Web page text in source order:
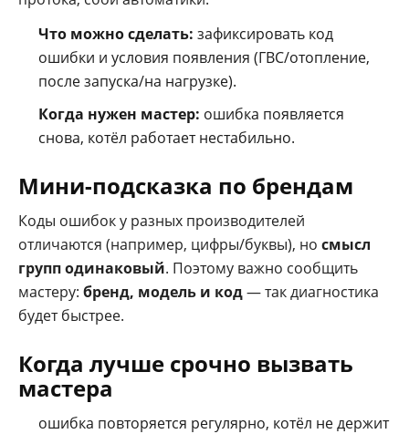
Что можно сделать: зафиксировать код
ошибки и условия появления (ГВС/отопление,
после запуска/на нагрузке).
Когда нужен мастер: ошибка появляется
снова, котёл работает нестабильно.
Мини-подсказка по брендам
Коды ошибок у разных производителей
отличаются (например, цифры/буквы), но смысл
групп одинаковый. Поэтому важно сообщить
мастеру: бренд, модель и код— так диагностика
будет быстрее.
Когда лучше срочно вызвать
мастера
ошибка повторяется регулярно, котёл не держит